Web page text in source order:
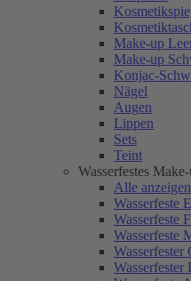
Make-up
Make-up
Konjac-
Nägel
Augen
Lippen
Sets
Teint
Wasserfestes
Alle anzeigen
Wasserfeste
Wasserfeste
Wasserfeste
Wasserfester
Wasserfester